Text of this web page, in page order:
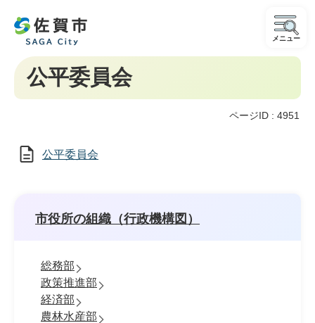
メニュー
公平委員会
ページID : 4951
公平委員会
市役所の組織（行政機構図）
総務部
政策推進部
経済部
農林水産部